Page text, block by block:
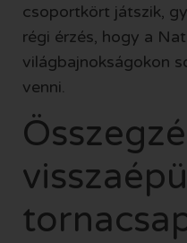
csoportkört játszik,
régi érzés, hogy a
világbajnokságokon
venni.